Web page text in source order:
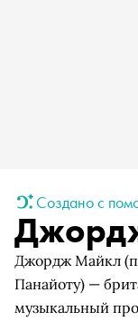
Создано с
Джордж Майкл
Панайоту) —
музыкальный